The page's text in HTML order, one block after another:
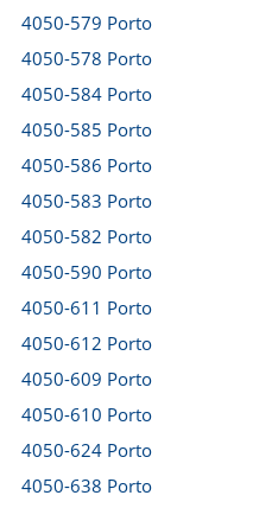
4050-579 Porto
4050-578 Porto
4050-584 Porto
4050-585 Porto
4050-586 Porto
4050-583 Porto
4050-582 Porto
4050-590 Porto
4050-611 Porto
4050-612 Porto
4050-609 Porto
4050-610 Porto
4050-624 Porto
4050-638 Porto